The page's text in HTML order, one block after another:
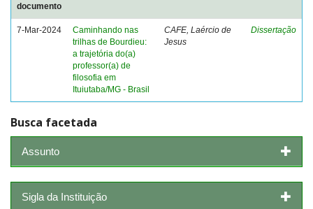
documento
7-Mar-2024
Caminhando nas
trilhas de Bourdieu:
a trajetória do(a)
professor(a) de
filosofia em
Ituiutaba/MG - Brasil
CAFE, Laércio de
Jesus
Dissertação
Busca facetada
Assunto
Sigla da Instituição